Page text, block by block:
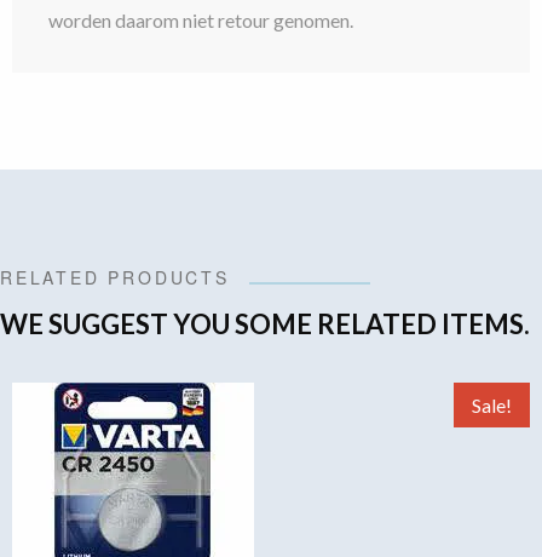
worden daarom niet retour genomen.
RELATED PRODUCTS
WE SUGGEST YOU SOME RELATED ITEMS.
Sale!